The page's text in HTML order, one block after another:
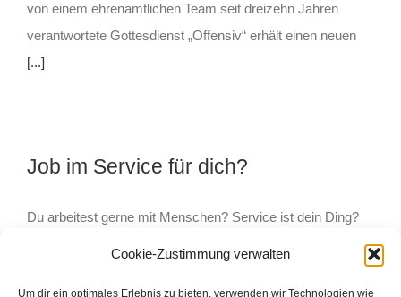
Cookie-Zustimmung verwalten
Um dir ein optimales Erlebnis zu bieten, verwenden wir Technologien wie
von einem ehrenamtlichen Team seit dreizehn Jahren
verantwortete Gottesdienst „Offensiv“ erhält einen neuen
[...]
Job im Service für dich?
Du arbeitest gerne mit Menschen? Service ist dein Ding?